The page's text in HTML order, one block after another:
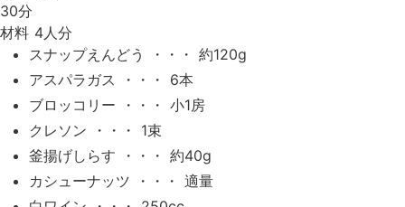
30分
材料 4人分
スナップえんどう ・・・ 約120g
アスパラガス ・・・ 6本
ブロッコリー ・・・ 小1房
クレソン ・・・ 1束
釜揚げしらす ・・・ 約40g
カシューナッツ ・・・ 適量